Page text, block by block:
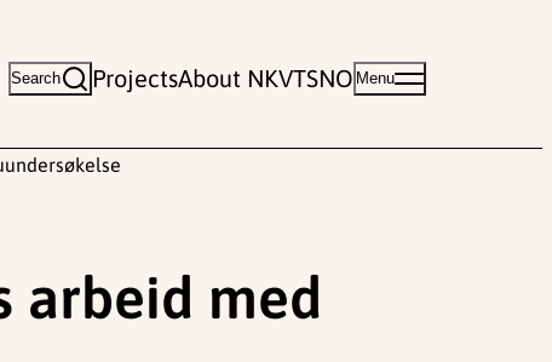
Search ProjectsAbout NKVTSNO Menu
arbeid med